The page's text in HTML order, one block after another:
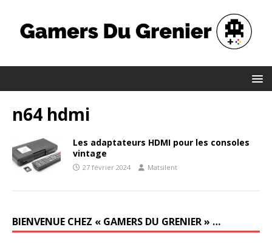
n64 hdmi
Les adaptateurs HDMI pour les consoles
vintage
27 février 2024 Matsilent
BIENVENUE CHEZ « GAMERS DU GRENIER » …